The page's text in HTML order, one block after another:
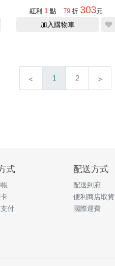
紅利 1 點 79 折 303元
加入購物車
1 2
式
付
配送方式
配送到府
便利商店取貨
國際運費